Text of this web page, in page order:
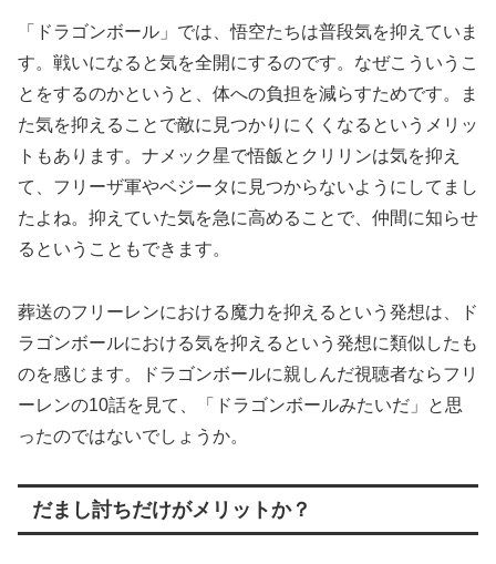
「ドラゴンボール」では、悟空たちは普段気を抑えていま
す。戦いになると気を全開にするのです。なぜこういうこ
とをするのかというと、体への負担を減らすためです。ま
た気を抑えることで敵に見つかりにくくなるというメリッ
トもあります。ナメック星で悟飯とクリリンは気を抑え
て、フリーザ軍やベジータに見つからないようにしてまし
たよね。抑えていた気を急に高めることで、仲間に知らせ
るということもできます。
葬送のフリーレンにおける魔力を抑えるという発想は、ド
ラゴンボールにおける気を抑えるという発想に類似したも
のを感じます。ドラゴンボールに親しんだ視聴者ならフリ
ーレンの10話を見て、「ドラゴンボールみたいだ」と思
ったのではないでしょうか。
だまし討ちだけがメリットか？